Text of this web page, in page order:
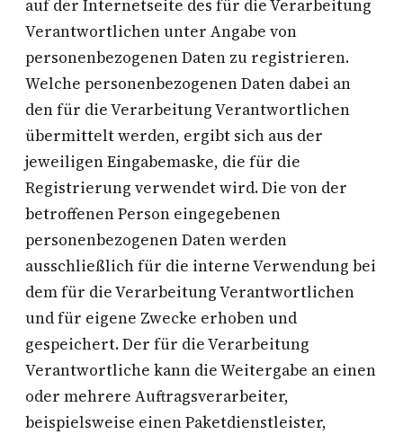
auf der Internetseite des für die Verarbeitung
Verantwortlichen unter Angabe von
personenbezogenen Daten zu registrieren.
Welche personenbezogenen Daten dabei an
den für die Verarbeitung Verantwortlichen
übermittelt werden, ergibt sich aus der
jeweiligen Eingabemaske, die für die
Registrierung verwendet wird. Die von der
betroffenen Person eingegebenen
personenbezogenen Daten werden
ausschließlich für die interne Verwendung bei
dem für die Verarbeitung Verantwortlichen
und für eigene Zwecke erhoben und
gespeichert. Der für die Verarbeitung
Verantwortliche kann die Weitergabe an einen
oder mehrere Auftragsverarbeiter,
beispielsweise einen Paketdienstleister,